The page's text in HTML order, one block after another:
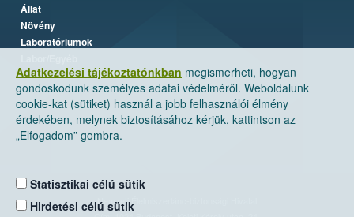
Adatkezelési tájékoztatónkban megismerheti, hogyan
gondoskodunk személyes adatai védelméről. Weboldalunk
cookie-kat (sütiket) használ a jobb felhasználói élmény
érdekében, melynek biztosításához kérjük, kattintson az
„Elfogadom” gombra.
Statisztikai célú sütik
Hirdetési célú sütik
Állat
Növény
Laboratóriumok
Nemzeti Élelmiszerlánc-biztonsági Hivatal